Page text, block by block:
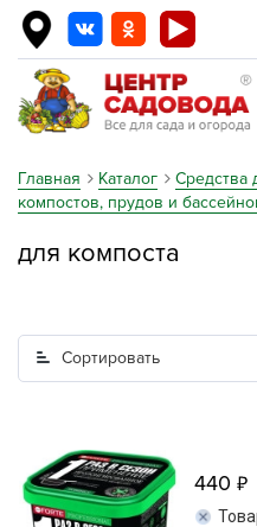
Главная Каталог
Средства
компостов, прудов и
для компоста
Сортировать
440